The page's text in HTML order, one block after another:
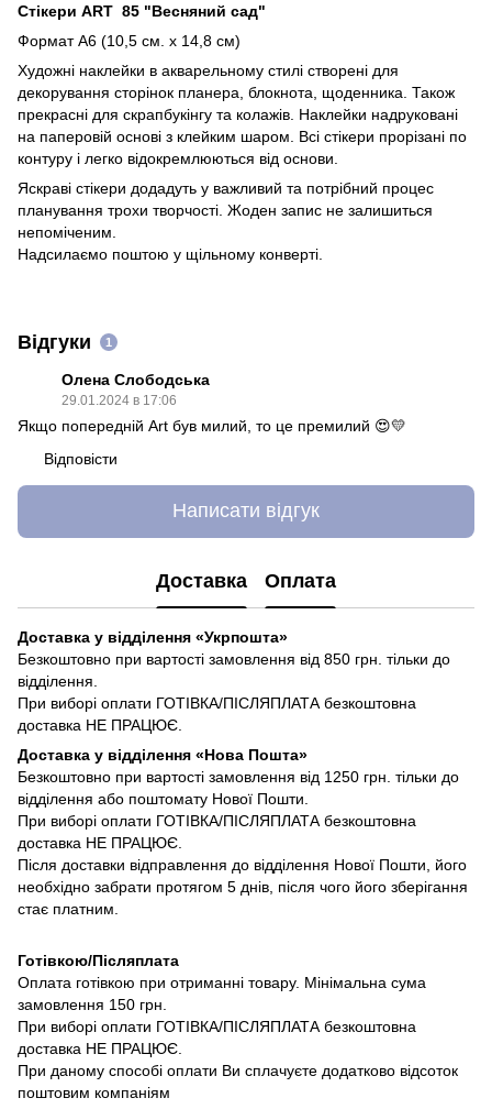
Стікери ART 85 "Весняний сад"
Формат А6 (10,5 см. х 14,8 см)
Художні наклейки в акварельному стилі створені для
декорування сторінок планера, блокнота, щоденника. Також
прекрасні для скрапбукінгу та колажів. Наклейки надруковані
на паперовій основі з клейким шаром. Всі стікери прорізані по
контуру і легко відокремлюються від основи.
Яскраві стікери додадуть у важливий та потрібний процес
планування трохи творчості. Жоден запис не залишиться
непоміченим.
Надсилаємо поштою у щільному конверті.
Відгуки 1
Олена Слободська
29.01.2024 в 17:06
Якщо попередній Art був милий, то це премилий 😍💛
Відповісти
Написати відгук
Доставка Оплата
Доставка у відділення «Укрпошта»
Безкоштовно при вартості замовлення від 850 грн. тільки до
відділення.
При виборі оплати ГОТІВКА/ПІСЛЯПЛАТА безкоштовна
доставка НЕ ПРАЦЮЄ.
Доставка у відділення «Нова Пошта»
Безкоштовно при вартості замовлення від 1250 грн. тільки до
відділення або поштомату Нової Пошти.
При виборі оплати ГОТІВКА/ПІСЛЯПЛАТА безкоштовна
доставка НЕ ПРАЦЮЄ.
Після доставки відправлення до відділення Нової Пошти, його
необхідно забрати протягом 5 днів, після чого його зберігання
стає платним.
Готівкою/Післяплата
Оплата готівкою при отриманні товару. Мінімальна сума
замовлення 150 грн.
При виборі оплати ГОТІВКА/ПІСЛЯПЛАТА безкоштовна
доставка НЕ ПРАЦЮЄ.
При даному способі оплати Ви сплачуєте додатково відсоток
поштовим компаніям